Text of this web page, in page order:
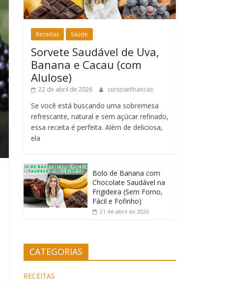
Receitas Saúde
Sorvete Saudável de Uva,
Banana e Cacau (com
Alulose)
22 de abril de 2026 cursosefinancas
Se você está buscando uma sobremesa
refrescante, natural e sem açúcar refinado,
essa receita é perfeita. Além de deliciosa,
ela
Bolo de Banana com
Chocolate Saudável na
Frigideira (Sem Forno,
Fácil e Fofinho)
21 de abril de 2026
CATEGORIAS
RECEITAS